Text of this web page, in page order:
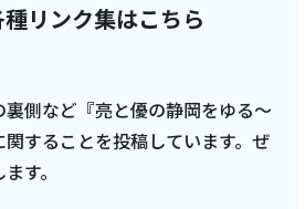
リンク集はこちら
側など『亮と優の静岡をゆる～
することを投稿しています。ぜ
す。